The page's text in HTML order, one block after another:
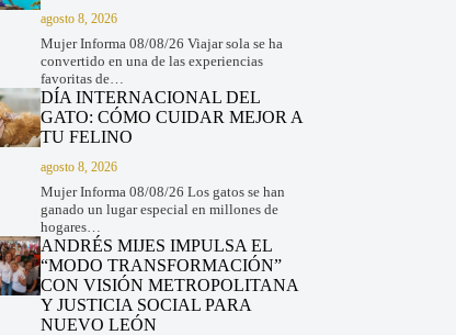
agosto 8, 2026
Mujer Informa 08/08/26 Viajar sola se ha
convertido en una de las experiencias
favoritas de…
DÍA INTERNACIONAL DEL
GATO: CÓMO CUIDAR MEJOR A
TU FELINO
agosto 8, 2026
Mujer Informa 08/08/26 Los gatos se han
ganado un lugar especial en millones de
hogares…
ANDRÉS MIJES IMPULSA EL
“MODO TRANSFORMACIÓN”
CON VISIÓN METROPOLITANA
Y JUSTICIA SOCIAL PARA
NUEVO LEÓN